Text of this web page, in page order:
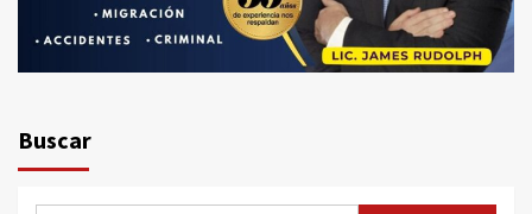
Buscar